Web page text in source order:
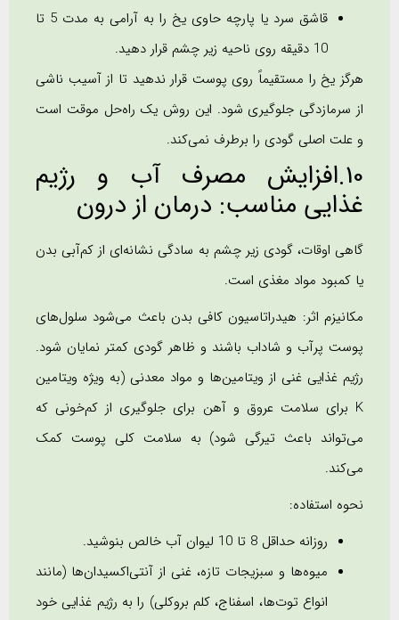
قاشق سرد یا پارچه حاوی یخ را به آرامی به مدت 5 تا
10 دقیقه روی ناحیه زیر چشم قرار دهید.
هرگز یخ را مستقیماً روی پوست قرار ندهید تا از آسیب ناشی
از سرمازدگی جلوگیری شود. این روش یک راه‌حل موقت است
و علت اصلی گودی را برطرف نمی‌کند.
10.افزایش مصرف آب و رژیم
غذایی مناسب: درمان از درون
گاهی اوقات، گودی زیر چشم به سادگی نشانه‌ای از کم‌آبی بدن
یا کمبود مواد مغذی است.
مکانیزم اثر: هیدراتاسیون کافی بدن باعث می‌شود سلول‌های
پوست پرآب و شاداب باشند و ظاهر گودی کمتر نمایان شود.
رژیم غذایی غنی از ویتامین‌ها و مواد معدنی (به ویژه ویتامین
K برای سلامت عروق و آهن برای جلوگیری از کم‌خونی که
می‌تواند باعث تیرگی شود) به سلامت کلی پوست کمک
می‌کند.
نحوه استفاده:
روزانه حداقل 8 تا 10 لیوان آب خالص بنوشید.
میوه‌ها و سبزیجات تازه، غنی از آنتی‌اکسیدان‌ها (مانند
انواع توت‌ها، اسفناج، کلم بروکلی) را به رژیم غذایی خود